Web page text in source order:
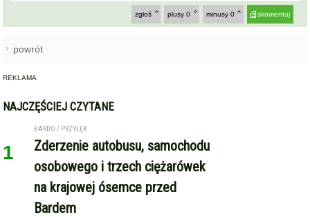
skomentuj
minusy 0
plusy 0
zgłoś
powrót
REKLAMA
NAJCZĘŚCIEJ CZYTANE
1
BARDO / PRZYŁĘK
Zderzenie autobusu, samochodu
osobowego i trzech ciężarówek
na krajowej ósemce przed
Bardem